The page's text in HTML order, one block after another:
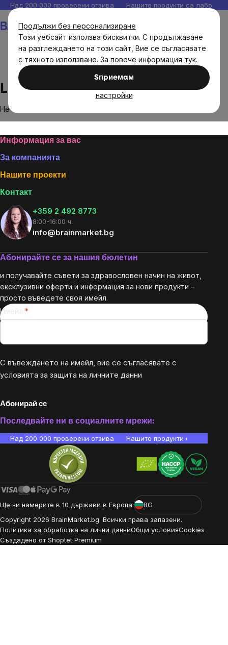
Продължи без персонализиране
Този уебсайт използва бисквитки. С продължаване
на разглеждането на този сайт, Вие се съгласявате
с тяхното използване. За повече информация тук.
Sпpиeмaм
настройки
Прескочи
към
съдържанието
Над 200 000 проверени отзива Нашите продукти са
Linteo
Не са намерени стоки на марката
Footer
Информация за вас
За компанията
Нашите проекти
Контакт
+359 2 492 8773
8:00-16:00 ч.
info@brainmarket.bg
Абонирайте се за нашия бюлетин
и получавайте съвети за здравословен начин на живот,
ексклузивни оферти и информация за нови продукти –
просто въведете своя имейл.
Имейл
С въвеждането на имейл, вие се съгласявате с
условията за защита на личните данни
Абонирай се
Последвайте ни в социалните мрежи:
Над 200 000 проверени отзива Нашите продукти са
Ще ни намерите в 10 държави в Европа:
BG
Copyright 2026 BrainMarket.bg. Всички права запазени.
Политика за обработка на лични данниОбщи условияCookies
Създадено от Shoptet Premium